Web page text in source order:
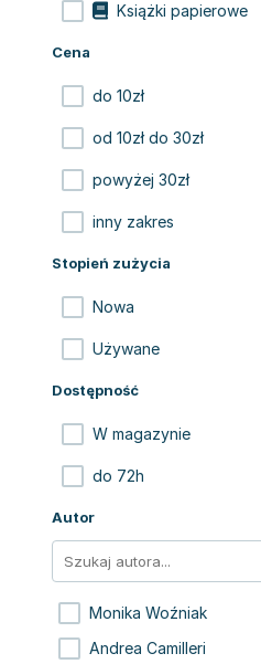
Książki papierowe
Cena
do 10zł
od 10zł do 30zł
powyżej 30zł
inny zakres
Stopień zużycia
Nowa
Używane
Dostępność
W magazynie
do 72h
Autor
Monika Woźniak
Andrea Camilleri